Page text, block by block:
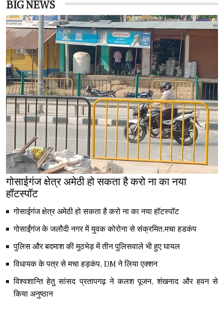
BIG NEWS
गोसाईगंज क्षेत्र अमेठी हो सकता है करो ना का नया
हॉटस्पॉट
गोसाईगंज क्षेत्र अमेठी हो सकता है करो ना का नया हॉटस्पॉट
गोसाईंगंज के जलौदी नगर में युवक कोरोना से संक्रमित,मचा हडकंप
पुलिस और बदमाश की मुठभेड़ में तीन पुलिसवाले भी हुए घायल
विधायक के पत्र से मचा हड़कंप, DM ने लिया एक्शन
विश्वशान्ति हेतु सांसद प्रतापगढ़ ने कलश पूजन, शंखनाद और हवन से
किया अनुष्ठान